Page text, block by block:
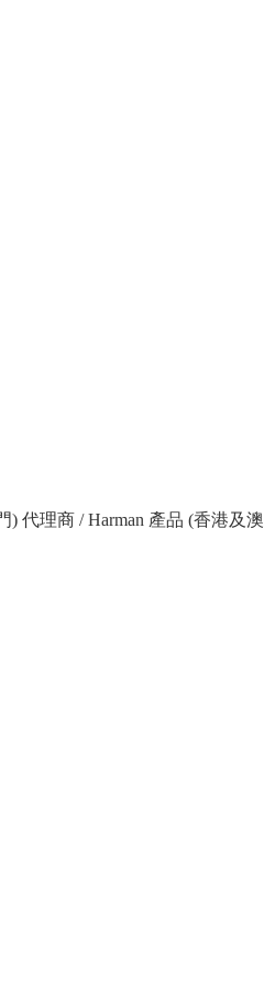
代理商 / Harman 產品 (香港及